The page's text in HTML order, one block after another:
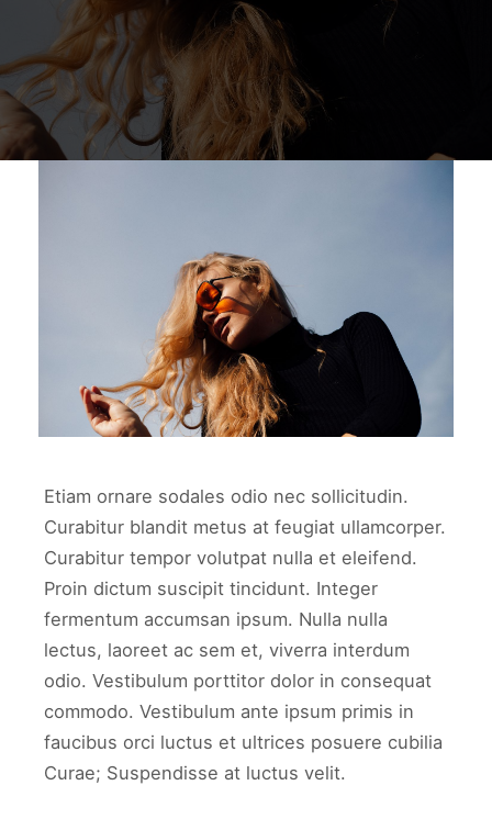
Etiam ornare sodales odio nec sollicitudin.
Curabitur blandit metus at feugiat ullamcorper.
Curabitur tempor volutpat nulla et eleifend.
Proin dictum suscipit tincidunt. Integer
fermentum accumsan ipsum. Nulla nulla
lectus, laoreet ac sem et, viverra interdum
odio. Vestibulum porttitor dolor in consequat
commodo. Vestibulum ante ipsum primis in
faucibus orci luctus et ultrices posuere cubilia
Curae; Suspendisse at luctus velit.